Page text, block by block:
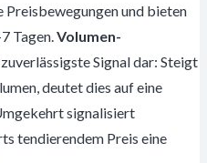
und bieten
Tagen. Volumen-
Signal dar: Steigt
deutet dies auf eine
signalisiert
tendierendem Preis eine